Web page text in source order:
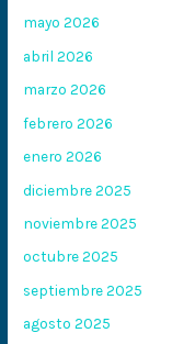
mayo 2026
abril 2026
marzo 2026
febrero 2026
enero 2026
diciembre 2025
noviembre 2025
octubre 2025
septiembre 2025
agosto 2025